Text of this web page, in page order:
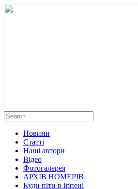
Новини
Статті
Наші автори
Відео
Фотогалерея
АРХІВ НОМЕРІВ
Куди піти в Ірпені